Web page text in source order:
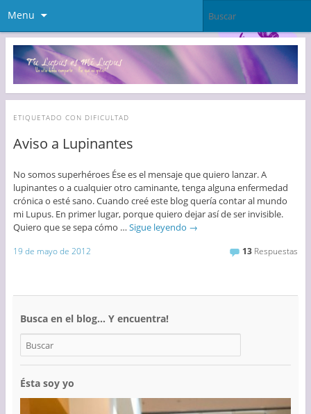
Menu
ETIQUETADO CON DIFICULTAD
Aviso a Lupinantes
No somos superhéroes Ése es el mensaje que quiero lanzar. A
lupinantes o a cualquier otro caminante, tenga alguna enfermedad
crónica o esté sano. Cuando creé este blog quería contar al mundo
mi Lupus. En primer lugar, porque quiero dejar así de ser invisible.
Quiero que se sepa cómo … Sigue leyendo →
19 de mayo de 2012 13 Respuestas
Busca en el blog… Y encuentra!
Ésta soy yo